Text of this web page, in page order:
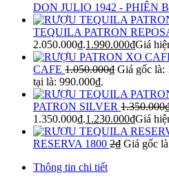
DON JULIO 1942 - PHIÊN
TEQUILA PATRON
2.050.000₫.1.990.000₫Giá
CAFE 1.050.000₫ Giá gốc là:
tại là: 990.000₫.
PATRON SILVER 1.350.000
1.350.000₫.1.230.000₫Giá
RESERVA 1800 2₫ Giá gốc
Thông tin chi tiết